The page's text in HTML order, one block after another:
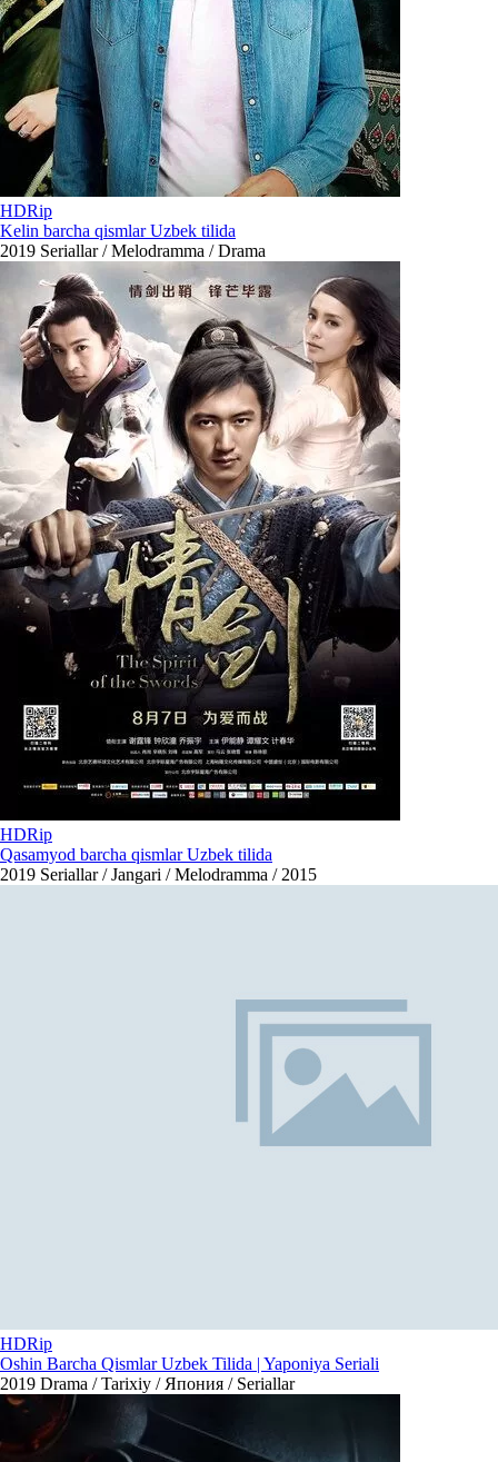
HDRip
Kelin barcha qismlar Uzbek tilida
2019 Seriallar / Melodramma / Drama
HDRip
Qasamyod barcha qismlar Uzbek tilida
2019 Seriallar / Jangari / Melodramma / 2015
HDRip
Oshin Barcha Qismlar Uzbek Tilida | Yaponiya Seriali
2019 Drama / Tarixiy / Япония / Seriallar